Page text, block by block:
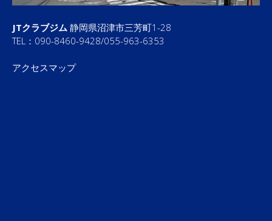
JTクラブジム 静岡県沼津市三芳町1-28
TEL：090-8460-9428/055-963-6353
アクセスマップ